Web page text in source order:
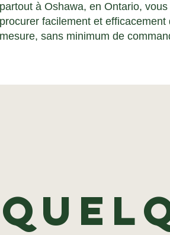
à Oshawa, en Ontario,
facilement et efficacement
sans minimum de